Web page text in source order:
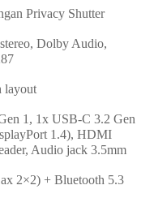
Privacy Shutter
Dolby Audio,
layout
1, 1x USB-C 3.2 Gen
1.4), HDMI
Audio jack 3.5mm
2×2) + Bluetooth 5.3